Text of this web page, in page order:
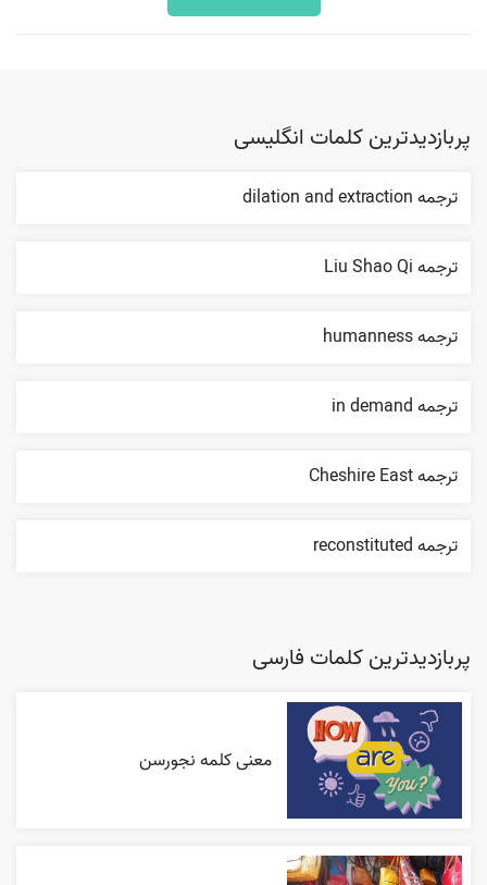
پربازدیدترین کلمات انگلیسی
ترجمه dilation and extraction
ترجمه Liu Shao Qi
ترجمه humanness
ترجمه in demand
ترجمه Cheshire East
ترجمه reconstituted
پربازدیدترین کلمات فارسی
معنی کلمه نجورسن